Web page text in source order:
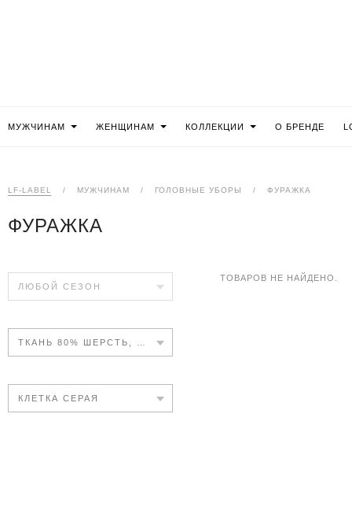
МУЖЧИНАМ ЖЕНЩИНАМ КОЛЛЕКЦИИ О БРЕНДЕ
LF-LABEL / МУЖЧИНАМ / ГОЛОВНЫЕ УБОРЫ / ФУРАЖКА
ФУРАЖКА
ЛЮБОЙ СЕЗОН
КЛЕТКА СЕРАЯ
ТОВАРОВ НЕ НАЙДЕНО.